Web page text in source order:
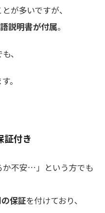
が多いですが、
説明書が付属。
、
。
証付き
か不安…」という方でも
保証を付けており、